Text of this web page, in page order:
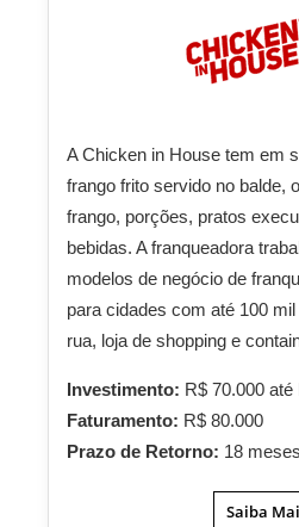
A Chicken in House tem em
frango frito servido no balde,
frango, porções, pratos
bebidas. A franqueadora
modelos de negócio de
para cidades com até 100
rua, loja de shopping e
Investimento: R$ 70.000 até
Faturamento: R$ 80.000
Prazo de Retorno: 18 meses
Saiba